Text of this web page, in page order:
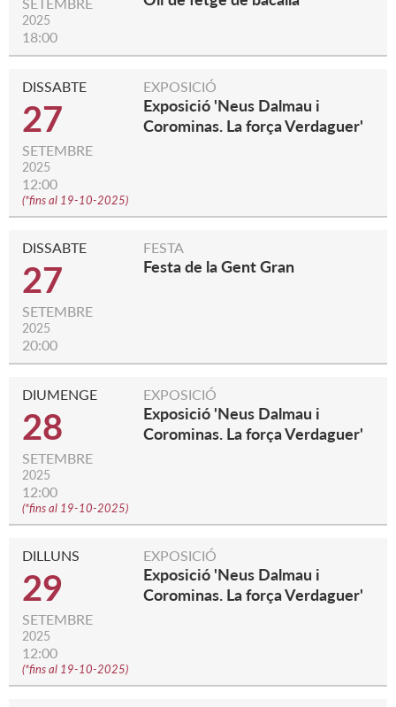
2025
18:00
DISSABTE
27
SETEMBRE
2025
12:00
(*fins al 19-10-2025)
EXPOSICIÓ
Exposició 'Neus Dalmau i
Corominas. La força Verdaguer'
DISSABTE
27
SETEMBRE
2025
20:00
FESTA
Festa de la Gent Gran
DIUMENGE
28
SETEMBRE
2025
12:00
(*fins al 19-10-2025)
EXPOSICIÓ
Exposició 'Neus Dalmau i
Corominas. La força Verdaguer'
DILLUNS
29
SETEMBRE
2025
12:00
(*fins al 19-10-2025)
EXPOSICIÓ
Exposició 'Neus Dalmau i
Corominas. La força Verdaguer'